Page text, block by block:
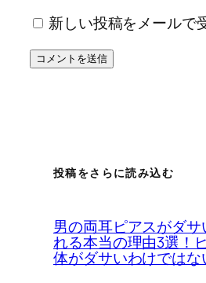
新しい投稿をメールで
投稿をさらに読み込む
男の両耳ピアスがダサ
れる本当の理由3選！
体がダサいわけではな